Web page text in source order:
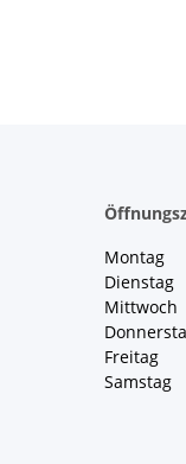
Montag
Freitag